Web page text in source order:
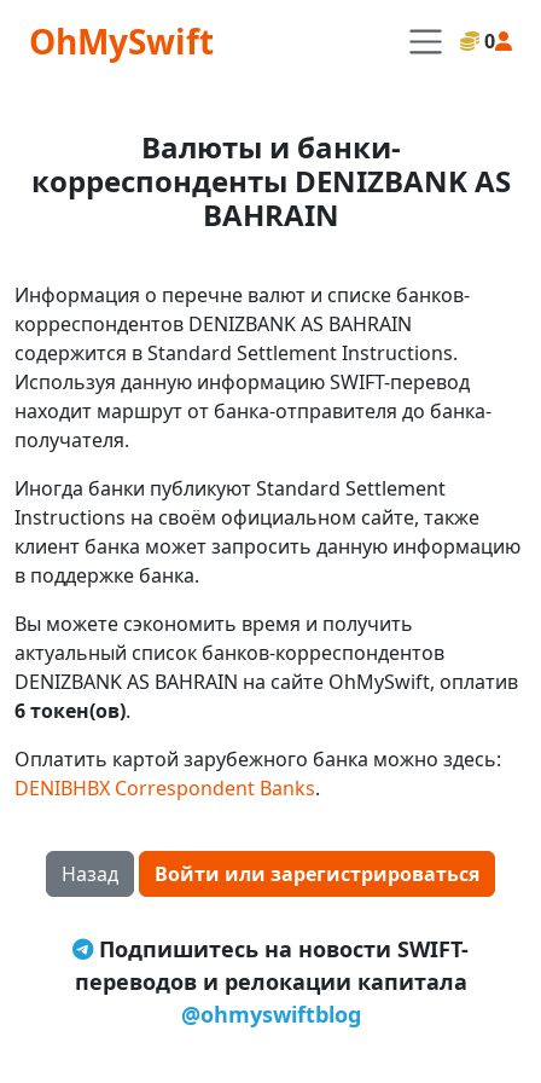
OhMySwift 0
Валюты и банки-
корреспонденты DENIZBANK AS
BAHRAIN
Информация о перечне валют и списке банков-
корреспондентов DENIZBANK AS BAHRAIN
содержится в Standard Settlement Instructions.
Используя данную информацию SWIFT-перевод
находит маршрут от банка-отправителя до банка-
получателя.
Иногда банки публикуют Standard Settlement
Instructions на своём официальном сайте, также
клиент банка может запросить данную информацию
в поддержке банка.
Вы можете сэкономить время и получить
актуальный список банков-корреспондентов
DENIZBANK AS BAHRAIN на сайте OhMySwift, оплатив
6 токен(ов).
Оплатить картой зарубежного банка можно здесь:
DENIBHBX Correspondent Banks.
Назад Войти или зарегистрироваться
Подпишитесь на новости SWIFT-
переводов и релокации капитала
@ohmyswiftblog